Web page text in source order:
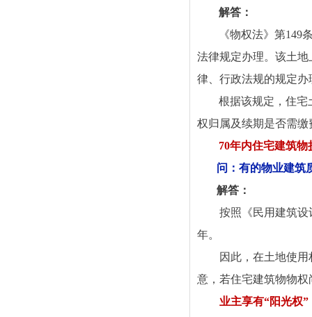
解答：
《物权法》第
法律规定办理。该土
律、行政法规的规定办
根据该规定，住宅
权归属及续期是否需
70年内住宅建筑物
问：有的物业建筑
解答：
按照《民用建筑设
年。
因此，在土地使
意，若住宅建筑物物
业主享有“阳光权”